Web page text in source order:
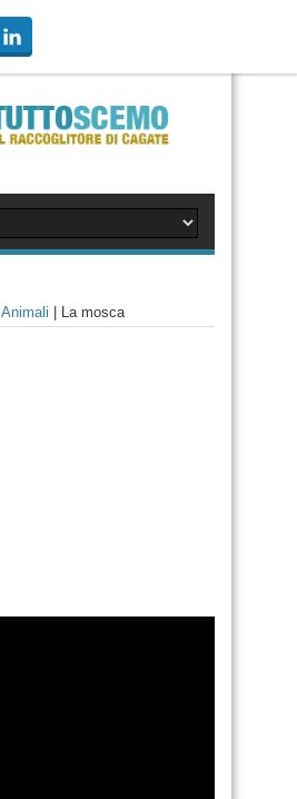
Animali La mosca